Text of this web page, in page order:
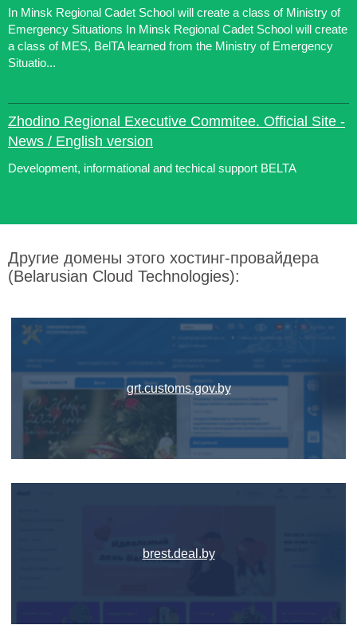
In Minsk Regional Cadet School will create a class of Ministry of
Emergency Situations In Minsk Regional Cadet School will create
a class of MES, BelTA learned from the Ministry of Emergency
Situatio...
Zhodino Regional Executive Commitee. Official Site -
News / English version
Development, informational and techical support BELTA
Другие домены этого хостинг-провайдера
(Belarusian Cloud Technologies):
grt.customs.gov.by
brest.deal.by